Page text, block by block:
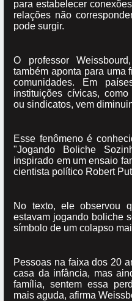
para estabelecer
relações não
pode surgir.
O professor
também aponta para uma
comunidades. Em
instituições cívicas,
ou sindicatos, vem
Esse fenômeno é
"Jogando Boliche
inspirado em um ensaio
cientista político Robert
No texto, ele observou
estavam jogando boliche
símbolo de um colapso
Pessoas na faixa dos 20
casa da infância, mas
família, sentem essa
mais aguda, afirma